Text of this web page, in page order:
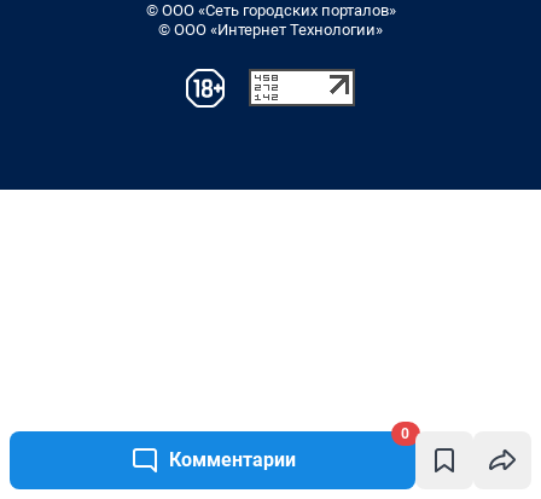
Комментарии
0
© ООО «Сеть городских порталов»
© ООО «Интернет Технологии»